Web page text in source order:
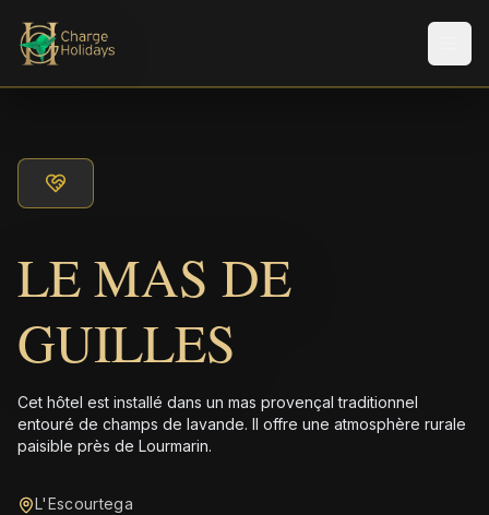
LE MAS DE
GUILLES
Cet hôtel est installé dans un mas provençal traditionnel
entouré de champs de lavande. Il offre une atmosphère rurale
paisible près de Lourmarin.
L'Escourtega